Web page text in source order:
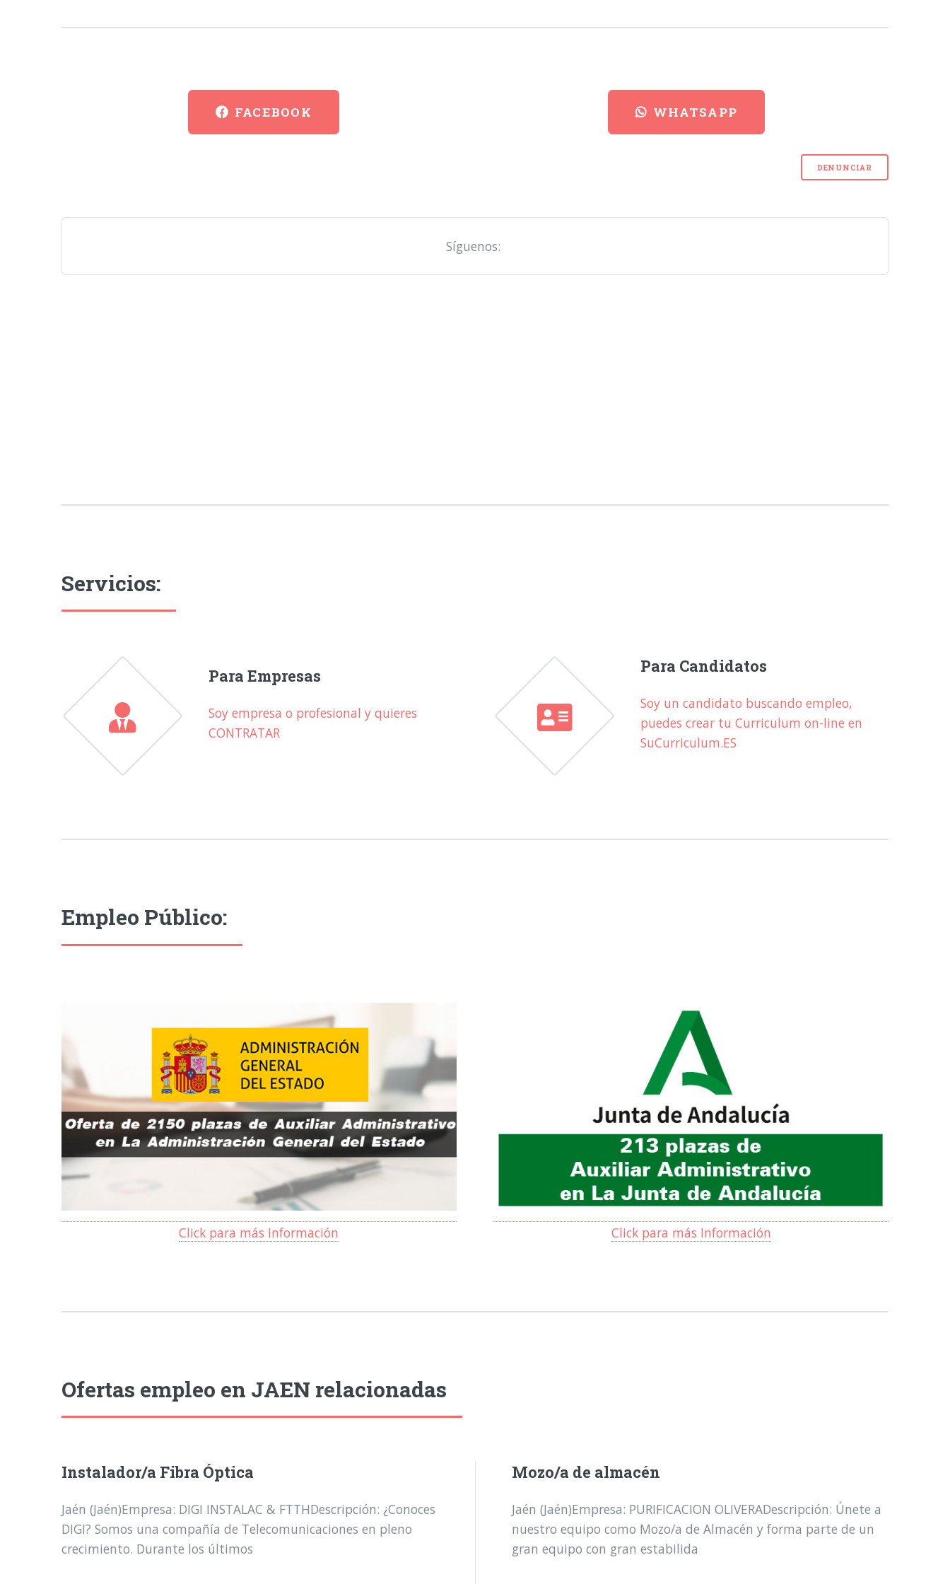
FACEBOOK WHATSAPP
DENUNCIAR
Síguenos:
Servicios:
Para Empresas
Soy empresa o profesional y quieres
CONTRATAR
Para Candidatos
Soy un candidato buscando empleo,
puedes crear tu Curriculum on-line en
SuCurriculum.ES
Empleo Público:
Click para más Información Click para más Información
Ofertas empleo en JAEN relacionadas
Instalador/a Fibra Óptica
Jaén (Jaén)Empresa: DIGI INSTALAC & FTTHDescripción: ¿Conoces
DIGI? Somos una compañía de Telecomunicaciones en pleno
crecimiento. Durante los últimos
Mozo/a de almacén
Jaén (Jaén)Empresa: PURIFICACION OLIVERADescripción: Únete a
nuestro equipo como Mozo/a de Almacén y forma parte de un
gran equipo con gran estabilida